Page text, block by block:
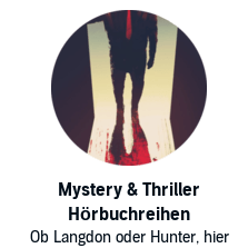
Mystery & Thriller
Hörbuchreihen
Ob Langdon oder Hunter, hier